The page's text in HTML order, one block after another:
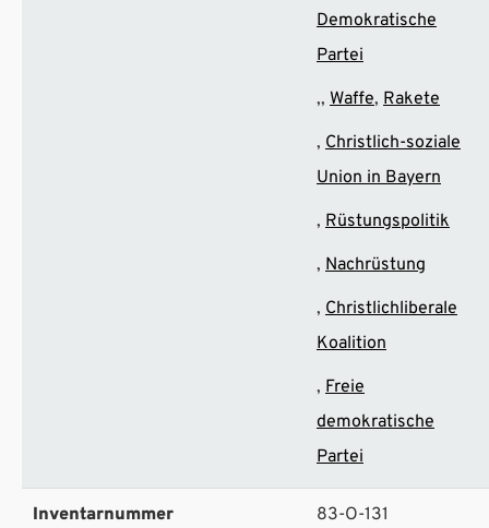
Demokratische
Partei
Waffe Rakete
Christlich-soziale
Union in Bayern
Rüstungspolitik
Nachrüstung
Christlichliberale
Koalition
Freie
demokratische
Partei
Inventarnummer 83-O-131